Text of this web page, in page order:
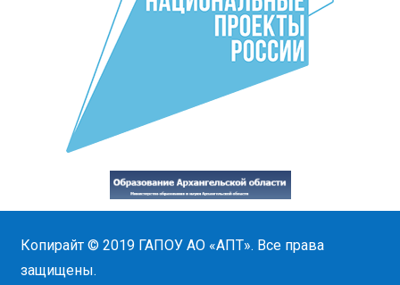
Копирайт © 2019 ГАПОУ АО «АПТ». Все права
защищены.